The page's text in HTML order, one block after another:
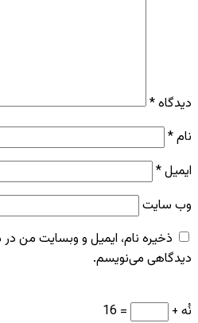
دیدگاه*
نام*
ایمیل*
وب‌ سایت
ذخیره نام، ایمیل و وبسایت من در
دیدگاهی می‌نویسم.
نُه + = 16